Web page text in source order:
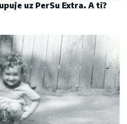
uz PerSu Extra. A ti?